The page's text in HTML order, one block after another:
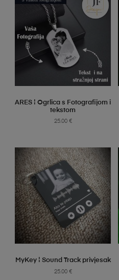
SELECT OPTIONS
ARES ¦ Ogrlica s Fotografijom i
tekstom
25.00 €
SELECT OPTIONS
MyKey ¦ Sound Track privjesak
25.00 €